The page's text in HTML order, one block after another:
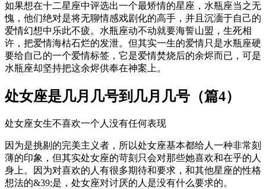
如果想在十二星座中评选出一个最矫情的星座，水瓶座当之无
愧，他们绝对是将无聊情感戏剧化的高手，并且沉湎于自己的
爱情幻想中乐此不疲。水瓶座动不动就要海誓山盟，生死相
许，把爱情海枯石烂的发泄。但其实一生的爱情只是水瓶座硬
要给自己的一个爱情标签，它是爱情焚烧后的余烬而已，可是
水瓶座却坚持把这余烬供奉在神案上。
处女座是几月几号到几月几号（篇4）
处女座女生不喜欢一个人没有任何表现
因为是挑剔的完美主义者，所以处女座基本都给人一种非常刻
薄的印象，但其实处女座的苛刻只会对那些她喜欢和在乎的人
身上。因为对喜欢的人有很多期待和要求，和其他星座的性格
想法的&39;是，处女座对讨厌的人是没有什么要求的。